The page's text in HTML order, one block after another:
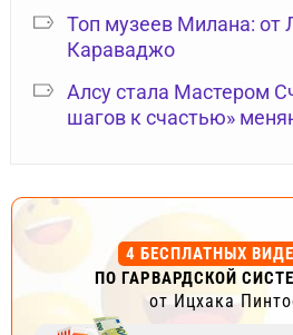
Топ музеев Милана: от
Караваджо
Алсу стала Мастером
шагов к счастью»
4 БЕСПЛАТНЫХ
ПО ГАРВАРДСКОЙ
от Ицхака